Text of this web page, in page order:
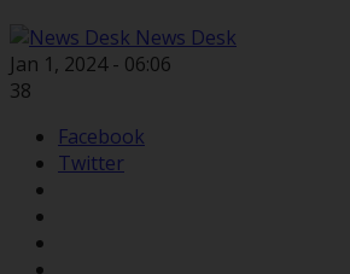
News Desk
Jan 1, 2024 - 06:06
38
Facebook
Twitter